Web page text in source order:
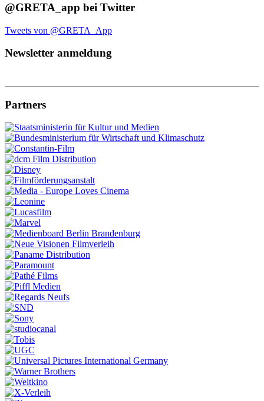
@GRETA_app bei Twitter
Tweets von @GRETA_App
Newsletter anmeldung
Partners